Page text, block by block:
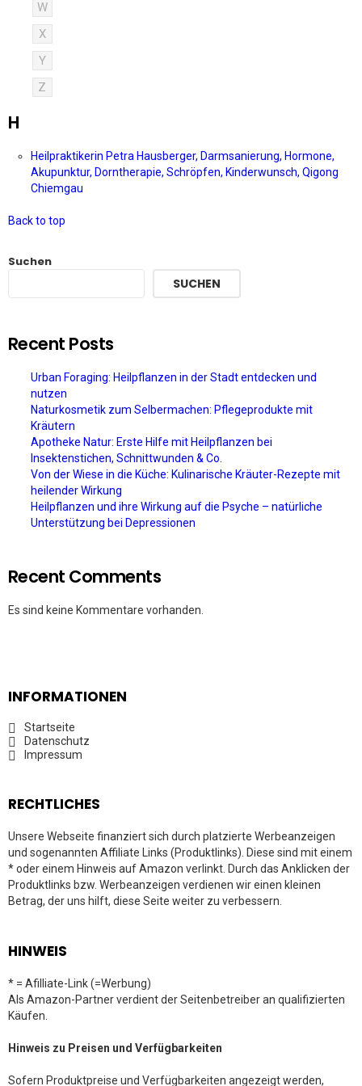
W
X
Y
Z
H
Heilpraktikerin Petra Hausberger, Darmsanierung, Hormone,
Akupunktur, Dorntherapie, Schröpfen, Kinderwunsch, Qigong
Chiemgau
Back to top
Suchen
SUCHEN
Recent Posts
Urban Foraging: Heilpflanzen in der Stadt entdecken und
nutzen
Naturkosmetik zum Selbermachen: Pflegeprodukte mit
Kräutern
Apotheke Natur: Erste Hilfe mit Heilpflanzen bei
Insektenstichen, Schnittwunden & Co.
Von der Wiese in die Küche: Kulinarische Kräuter-Rezepte mit
heilender Wirkung
Heilpflanzen und ihre Wirkung auf die Psyche – natürliche
Unterstützung bei Depressionen
Recent Comments
Es sind keine Kommentare vorhanden.
INFORMATIONEN
Startseite
Datenschutz
Impressum
RECHTLICHES
Unsere Webseite finanziert sich durch platzierte Werbeanzeigen
und sogenannten Affiliate Links (Produktlinks). Diese sind mit einem
* oder einem Hinweis auf Amazon verlinkt. Durch das Anklicken der
Produktlinks bzw. Werbeanzeigen verdienen wir einen kleinen
Betrag, der uns hilft, diese Seite weiter zu verbessern.
HINWEIS
* = Afilliate-Link (=Werbung)
Als Amazon-Partner verdient der Seitenbetreiber an qualifizierten
Käufen.
Hinweis zu Preisen und Verfügbarkeiten
Sofern Produktpreise und Verfügbarkeiten angezeigt werden,